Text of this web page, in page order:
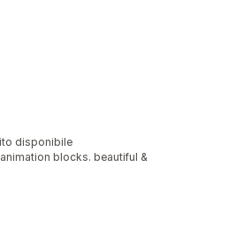
disponibile
blocks. beautiful &